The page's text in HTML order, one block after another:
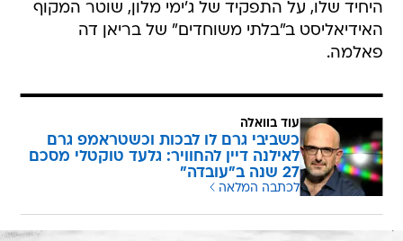
היחיד שלו, על התפקיד של ג'ימי מלון, שוטר המקוף
האידיאליסט ב"בלתי משוחדים" של בריאן דה
פאלמה.
עוד בוואלה
כשביבי גרם לו לבכות וכשטראמפ גרם
לאילנה דיין להחוויר: גלעד טוקטלי מסכם
27 שנה ב"עובדה"
לכתבה המלאה